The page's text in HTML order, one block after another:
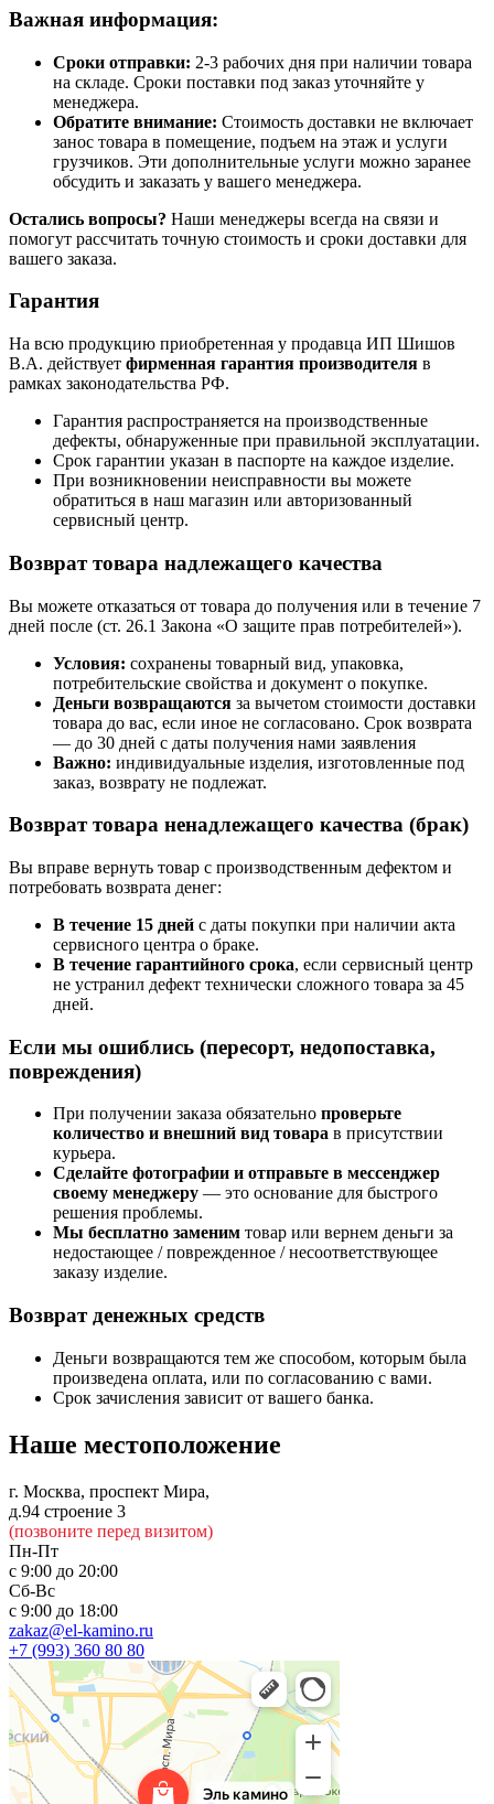
Важная информация:
Сроки отправки: 2-3 рабочих дня при наличии товара
на складе. Сроки поставки под заказ уточняйте у
менеджера.
Обратите внимание: Стоимость доставки не включает
занос товара в помещение, подъем на этаж и услуги
грузчиков. Эти дополнительные услуги можно заранее
обсудить и заказать у вашего менеджера.
Остались вопросы? Наши менеджеры всегда на связи и
помогут рассчитать точную стоимость и сроки доставки для
вашего заказа.
Гарантия
На всю продукцию приобретенная у продавца ИП Шишов
В.А. действует фирменная гарантия производителя в
рамках законодательства РФ.
Гарантия распространяется на производственные
дефекты, обнаруженные при правильной эксплуатации.
Срок гарантии указан в паспорте на каждое изделие.
При возникновении неисправности вы можете
обратиться в наш магазин или авторизованный
сервисный центр.
Возврат товара надлежащего качества
Вы можете отказаться от товара до получения или в течение 7
дней после (ст. 26.1 Закона «О защите прав потребителей»).
Условия: сохранены товарный вид, упаковка,
потребительские свойства и документ о покупке.
Деньги возвращаются за вычетом стоимости доставки
товара до вас, если иное не согласовано. Срок возврата
— до 30 дней с даты получения нами заявления
Важно: индивидуальные изделия, изготовленные под
заказ, возврату не подлежат.
Возврат товара ненадлежащего качества (брак)
Вы вправе вернуть товар с производственным дефектом и
потребовать возврата денег:
В течение 15 дней с даты покупки при наличии акта
сервисного центра о браке.
В течение гарантийного срока, если сервисный центр
не устранил дефект технически сложного товара за 45
дней.
Если мы ошиблись (пересорт, недопоставка,
повреждения)
При получении заказа обязательно проверьте
количество и внешний вид товара в присутствии
курьера.
Сделайте фотографии и отправьте в мессенджер
своему менеджеру — это основание для быстрого
решения проблемы.
Мы бесплатно заменим товар или вернем деньги за
недостающее / поврежденное / несоответствующее
заказу изделие.
Возврат денежных средств
Деньги возвращаются тем же способом, которым была
произведена оплата, или по согласованию с вами.
Срок зачисления зависит от вашего банка.
Наше местоположение
г. Москва, проспект Мира,
д.94 строение 3
(позвоните перед визитом)
Пн-Пт
с 9:00 до 20:00
Сб-Вс
с 9:00 до 18:00
zakaz@el-kamino.ru
+7 (993) 360 80 80